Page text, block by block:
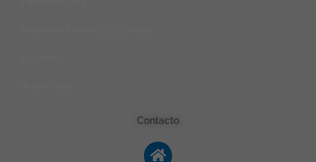
Contacto